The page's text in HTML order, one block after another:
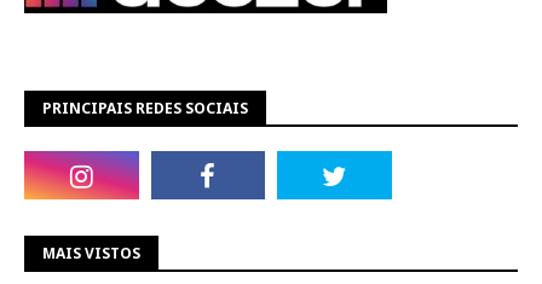
PRINCIPAIS REDES SOCIAIS
MAIS VISTOS